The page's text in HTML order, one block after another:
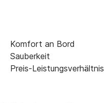
Komfort an Bord
Sauberkeit
Preis-Leistungsverhältnis